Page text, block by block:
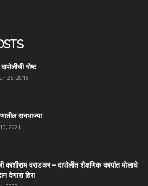
गोष्ट
25, 2018
रानभाज्या
2021
काशीराम वराडकर – दापोलीत शैक्षणिक कार्यात मोलाचे
देणारा हिरा